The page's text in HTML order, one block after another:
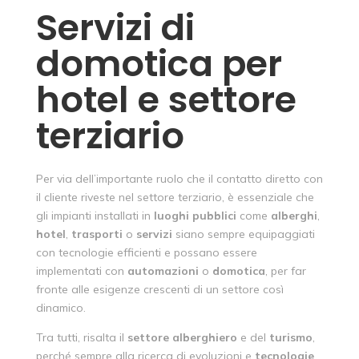
Servizi di
domotica per
hotel e settore
terziario
Per via dell’importante ruolo che il contatto diretto con
il cliente riveste nel settore terziario, è essenziale che
gli impianti installati in luoghi pubblici come alberghi,
hotel, trasporti o servizi siano sempre equipaggiati
con tecnologie efficienti e possano essere
implementati con automazioni o domotica, per far
fronte alle esigenze crescenti di un settore così
dinamico.
Tra tutti, risalta il settore alberghiero e del turismo,
perché sempre alla ricerca di evoluzioni e tecnologie